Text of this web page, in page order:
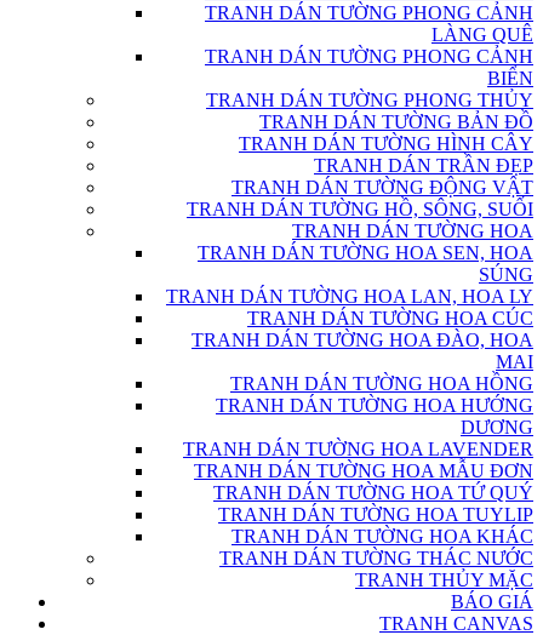
TRANH DÁN TƯỜNG PHONG CẢNH
LÀNG QUÊ
TRANH DÁN TƯỜNG PHONG CẢNH
BIỂN
TRANH DÁN TƯỜNG PHONG THỦY
TRANH DÁN TƯỜNG BẢN ĐỒ
TRANH DÁN TƯỜNG HÌNH CÂY
TRANH DÁN TRẦN ĐẸP
TRANH DÁN TƯỜNG ĐỘNG VẬT
TRANH DÁN TƯỜNG HỒ, SÔNG, SUỐI
TRANH DÁN TƯỜNG HOA
TRANH DÁN TƯỜNG HOA SEN, HOA
SÚNG
TRANH DÁN TƯỜNG HOA LAN, HOA LY
TRANH DÁN TƯỜNG HOA CÚC
TRANH DÁN TƯỜNG HOA ĐÀO, HOA
MAI
TRANH DÁN TƯỜNG HOA HỒNG
TRANH DÁN TƯỜNG HOA HƯỚNG
DƯƠNG
TRANH DÁN TƯỜNG HOA LAVENDER
TRANH DÁN TƯỜNG HOA MẪU ĐƠN
TRANH DÁN TƯỜNG HOA TỨ QUÝ
TRANH DÁN TƯỜNG HOA TUYLIP
TRANH DÁN TƯỜNG HOA KHÁC
TRANH DÁN TƯỜNG THÁC NƯỚC
TRANH THỦY MẶC
BÁO GIÁ
TRANH CANVAS